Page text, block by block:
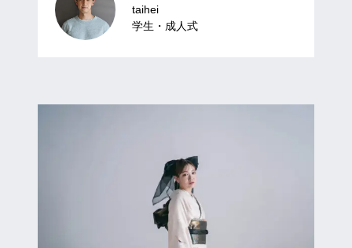
taihei
学生・成⼈式